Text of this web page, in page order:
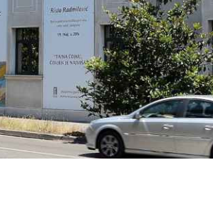
Valjevo Šabac
Pirot Loznica
Vršac Sombor
Leskovac Zaječar
Senta Vrbas
Ljubovija Majdanpek